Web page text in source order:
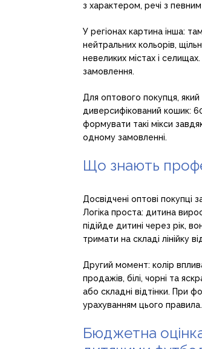
з характером, речі з
У регіонах картина інша:
нейтральних кольорів,
невеликих містах і
замовлення.
Для оптового покупця,
диверсифікований кошик:
формувати такі мікси
одному замовленні.
Що знають
Досвідчені оптові
Логіка проста: дитина
підійде дитині через рік,
тримати на складі лінійку
Другий момент: колір
продажів, білі, чорні та
або складні відтінки. При
урахуванням цього правила.
Бюджетна